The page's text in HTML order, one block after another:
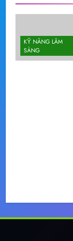
KỸ NĂNG LÂM
SÀNG